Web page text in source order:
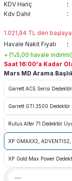
Kdv Dahil
1.021,94 TL den
Havale Nakit Fiyatı
+ (%5,00 havale indirimi)
KDV Hariç
Saat 16:00'a Kadar
Mars MD Arama
Garrett ACE Serisi
Garrett GTI 2500
Rutus Alter 71 Dedektör
XP GMAXX2,
XP Gold Max Power
Dedektörleri
Başlıkları
Aksesuarları
Cihazları
& Buluntu Kesesi &